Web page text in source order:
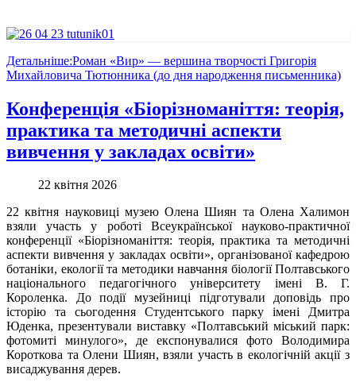
Детальніше:Роман «Вир» — вершина творчості Григорія
Михайловича Тютюнника (до дня народження письменника)
Конференція «Біорізноманіття: теорія,
практика та методичні аспекти
вивчення у закладах освіти»
22 квітня 2026
22 квітня науковиці музею Олена Шиян та Олена Халимон
взяли участь у роботі Всеукраїнської науково-практичної
конференції «Біорізноманіття: теорія, практика та методичні
аспекти вивчення у закладах освіти», організованої кафедрою
ботаніки, екології та методики навчання біології Полтавського
національного педагогічного університету імені В. Г.
Короленка. До події музейниці підготували доповідь про
історію та сьогодення Студентського парку імені Дмитра
Юденка, презентували виставку «Полтавський міський парк:
фотомиті минулого», де експонувалися фото Володимира
Короткова та Олени Шиян, взяли участь в екологічній акції з
висаджування дерев.